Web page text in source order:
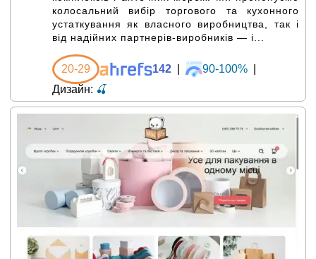
колосальний вибір торгового та кухонного
устаткування як власного виробництва, так і
від надійних партнерів-виробників — і...
20-29 142| 90-100%|
Дизайн: 🍒